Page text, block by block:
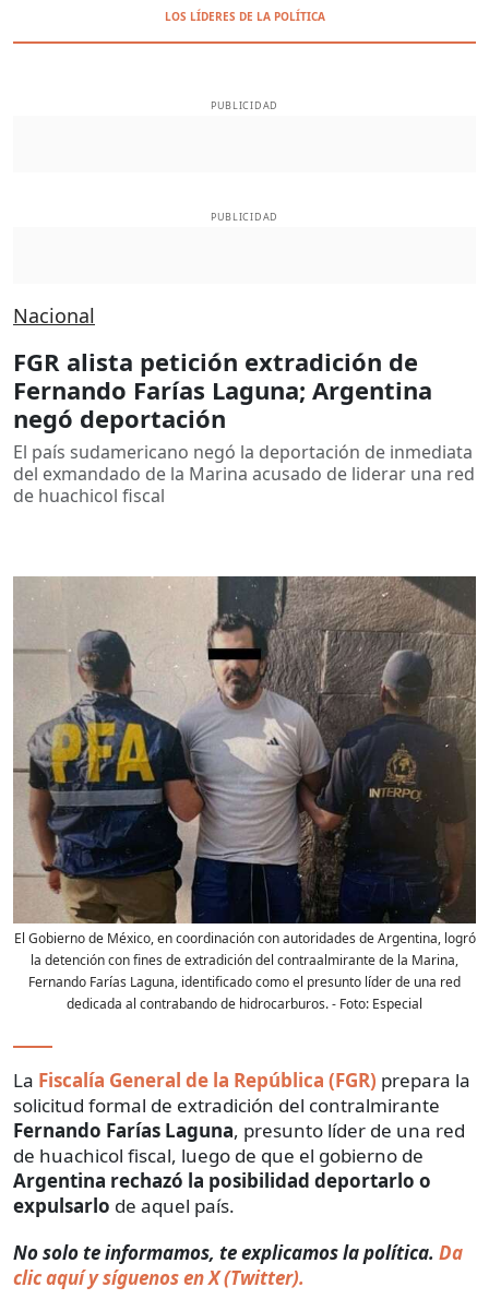
LOS LÍDERES DE LA POLÍTICA
PUBLICIDAD
PUBLICIDAD
Nacional
FGR alista petición extradición de
Fernando Farías Laguna; Argentina
negó deportación
El país sudamericano negó la deportación de inmediata
del exmandado de la Marina acusado de liderar una red
de huachicol fiscal
El Gobierno de México, en coordinación con autoridades de Argentina, logró
la detención con fines de extradición del contraalmirante de la Marina,
Fernando Farías Laguna, identificado como el presunto líder de una red
dedicada al contrabando de hidrocarburos.- Foto: Especial
La Fiscalía General de la República (FGR) prepara la
solicitud formal de extradición del contralmirante
Fernando Farías Laguna, presunto líder de una red
de huachicol fiscal, luego de que el gobierno de
Argentina rechazó la posibilidad deportarlo o
expulsarlo de aquel país.
No solo te informamos, te explicamos la política. Da
clic aquí y síguenos en X (Twitter).